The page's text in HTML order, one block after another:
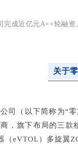
完成近亿元A++轮融资
关于
司（以下简称为“
，旗下布局的三
eVTOL）多旋翼